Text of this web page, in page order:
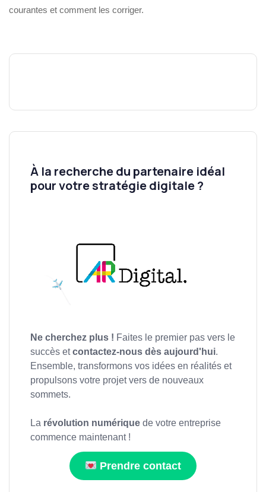
courantes et comment les corriger.
À la recherche du partenaire idéal
pour votre stratégie digitale ?
Ne cherchez plus ! Faites le premier pas vers le
succès etcontactez-nous dès aujourd'hui.
Ensemble, transformons vos idées en réalités et
propulsons votre projet vers de nouveaux
sommets.
La révolution numérique de votre entreprise
commence maintenant !
Prendre contact